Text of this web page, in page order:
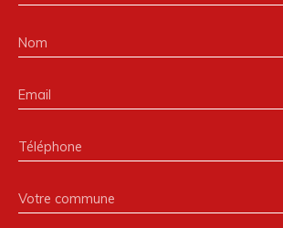
Nom
Email
Téléphone
Votre commune